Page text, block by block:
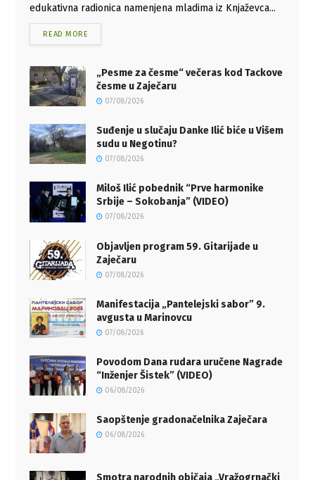
edukativna radionica namenjena mladima iz Knjaževca...
READ MORE
„Pesme za česme“ večeras kod Tackove
česme u Zaječaru
07/08/2026
Suđenje u slučaju Danke Ilić biće u Višem
sudu u Negotinu?
07/08/2026
Miloš Ilić pobednik “Prve harmonike
Srbije – Sokobanja” (VIDEO)
07/08/2026
Objavljen program 59. Gitarijade u
Zaječaru
07/08/2026
Manifestacija „Pantelejski sabor” 9.
avgusta u Marinovcu
07/08/2026
Povodom Dana rudara uručene Nagrade
“Inženjer Šistek” (VIDEO)
06/08/2026
Saopštenje gradonačelnika Zaječara
06/08/2026